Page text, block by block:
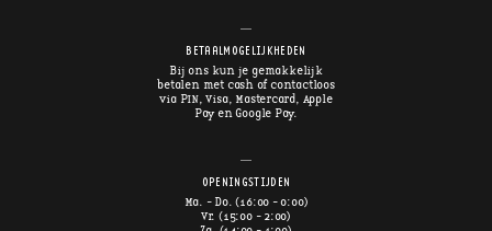
BETAALMOGELIJKHEDEN
Bij ons kun je gemakkelijk
betalen met cash of contactloos
via PIN, Visa, Mastercard, Apple
Pay en Google Pay.
OPENINGSTIJDEN
Ma. - Do. (16:00 - 0:00)
Vr. (15:00 - 2:00)